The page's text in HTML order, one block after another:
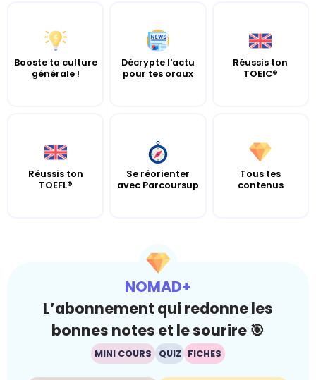
Booste ta culture
générale !
Décrypte l'actu
pour tes oraux
Réussis ton
TOEIC®
Réussis ton
TOEFL®
Se réorienter
avec Parcoursup
Tous tes
contenus
NOMAD+
L’abonnement qui redonne les
bonnes notes et le sourire 🎯
MINI COURS QUIZ FICHES